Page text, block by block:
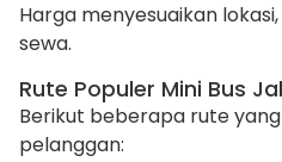
Harga menyesuaikan
sewa.
Rute Populer Mini Bus
Berikut beberapa rute
pelanggan: